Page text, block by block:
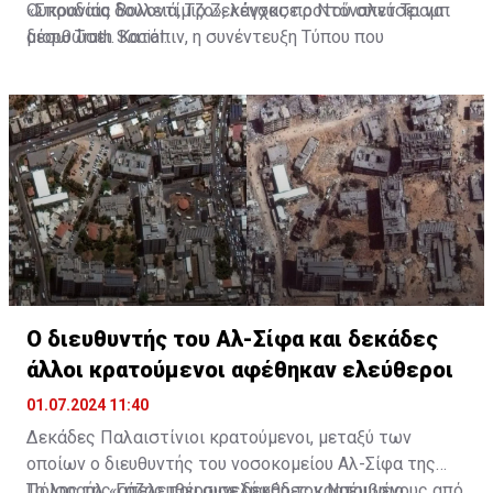
Ουκρανίας Βολοντίμιρ Ζελένσκι, προτού σπεύσει να
διορθώσει. Κατόπιν, η συνέντευξη Τύπου που
στην Κάμαλα Χάρις.
«Σπουδαία δουλειά, Τζο», κάγχασε ο Ντόναλντ Τραμπ
μέσω Truth Social.
Ο διευθυντής του Αλ-Σίφα και δεκάδες
άλλοι κρατούμενοι αφέθηκαν ελεύθεροι
01.07.2024 11:40
Δεκάδες Παλαιστίνιοι κρατούμενοι, μεταξύ των
οποίων ο διευθυντής του νοσοκομείου Αλ-Σίφα της